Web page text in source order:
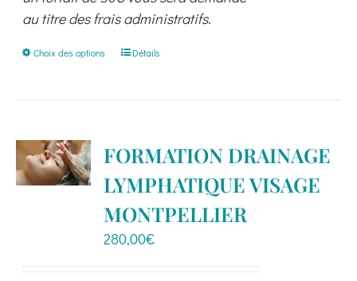
au titre des frais administratifs.
Choix des options
Ce
Les
options
peuvent
être
choisies
Détails
FORMATION DRAINAGE
LYMPHATIQUE VISAGE
MONTPELLIER
280,00€